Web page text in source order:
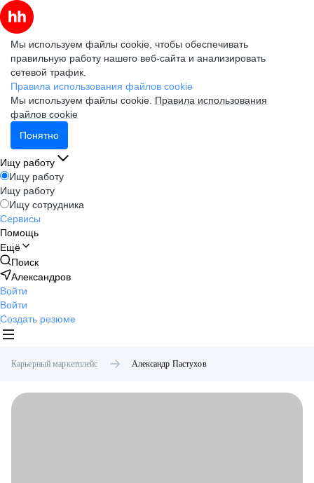
Мы используем файлы cookie, чтобы обеспечивать
правильную работу нашего веб-сайта и анализировать
сетевой трафик.
Правила использования файлов cookie
Мы используем файлы cookie. Правила использования
файлов cookie
Понятно
Ищу работу
Ищу работу
Ищу работу
Ищу сотрудника
Сервисы
Помощь
Ещё
Поиск
Александров
Войти
Войти
Создать резюме
Карьерный маркетплейс Александр Пастухов